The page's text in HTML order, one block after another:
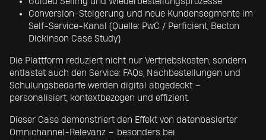
Conversion-Steigerung und neue Kundensegmente im
Self-Service-Kanal (Quelle: PwC / Perficient, Becton
Dickinson Case Study)
Die Plattform reduziert nicht nur Vertriebskosten, sondern
entlastet auch den Service: FAQs, Nachbestellungen und
Schulungsbedarfe werden digital abgedeckt –
personalisiert, kontextbezogen und effizient.
Dieser Case demonstriert den Effekt von datenbasierter
Omnichannel-Relevanz – besonders bei